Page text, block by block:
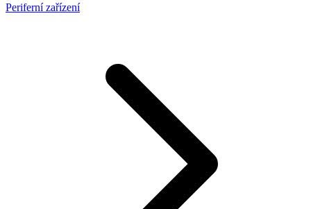
Periferní zařízení